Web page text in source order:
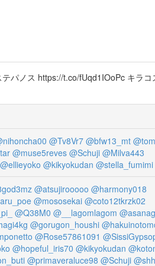
パノス https://t.co/fUqd1IOoPc キラコ
@Tv8Vr7 @bfw13_mt
@muse5reves @Schuji @Milva443
@ellieyoko @kikyokudan @stella_fumimi
@atsujirooooo @harmony018
@mososekai @coto12tkrzk02
@Q38M0 @__lagomlagom
@gorugon_houshi
@Rose57861091
@hopeful_iris70 @kikyokudan
@primaveraluce98 @Schuji